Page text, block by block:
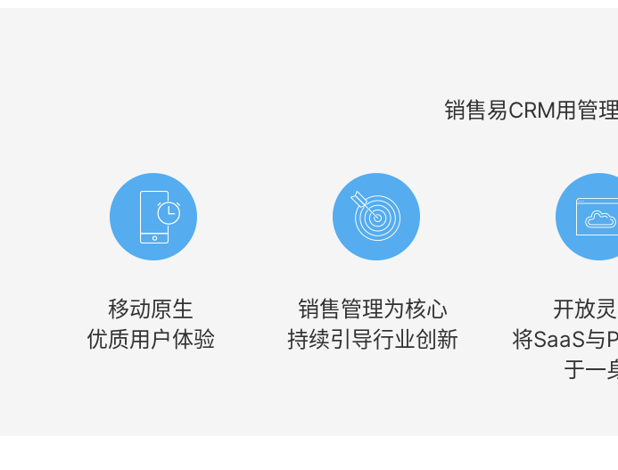
销售易CRM用管
移动原生
优质用户体验
销售管理为核心
持续引导行业创新
开放
将SaaS与
于一